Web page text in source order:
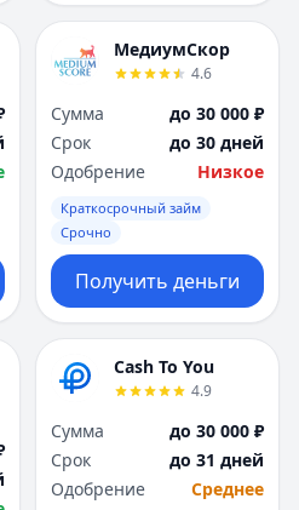
Ростов-на-Дону
Рязань
С
Самара
Санкт-Петербург
Саратов
Сочи
Сургут
Т
Тверь
Тольятти
Томск
Тула
Тюмень
Ульяновск
Ростов-на-Дону
Рязань
С
Самара
Санкт-Петербург
Саратов
Сочи
Сургут
Т
Тверь
Тольятти
Томск
Тула
Тюмень
Ульяновск
МедиумСкор
4.6
Сумма
до 30 000 ₽
Срок
до 30 дней
Одобрение
Низкое
Краткосрочный займ
Срочно
Получить деньги
Cash To You
4.9
Сумма
до 30 000 ₽
Срок
до 31 дней
Одобрение
Среднее